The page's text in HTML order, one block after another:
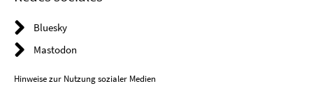
Bluesky
Mastodon
Hinweise zur Nutzung sozialer Medien